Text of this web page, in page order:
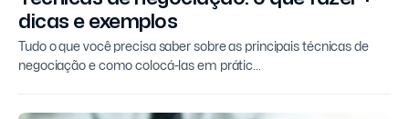
dicas e exemplos
Tudo o que você precisa saber sobre as principais técnicas de
negociação e como colocá-las em prátic...